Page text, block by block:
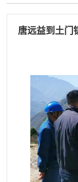
唐远益到土门